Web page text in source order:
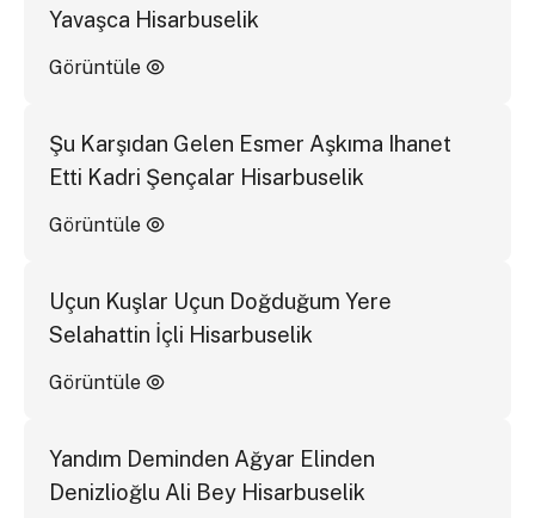
Yavaşca Hisarbuselik
Görüntüle
Şu Karşıdan Gelen Esmer Aşkıma Ihanet
Etti Kadri Şençalar Hisarbuselik
Görüntüle
Uçun Kuşlar Uçun Doğduğum Yere
Selahattin İçli Hisarbuselik
Görüntüle
Yandım Deminden Ağyar Elinden
Denizlioğlu Ali Bey Hisarbuselik